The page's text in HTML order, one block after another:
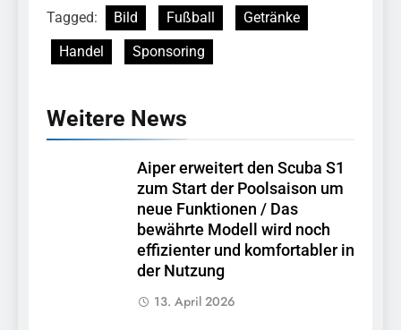
Tagged: Bild Fußball
Getränke
Handel
Sponsoring
Weitere News
Aiper erweitert den Scuba S1
zum Start der Poolsaison um
neue Funktionen / Das
bewährte Modell wird noch
effizienter und komfortabler in
der Nutzung
13. April 2026